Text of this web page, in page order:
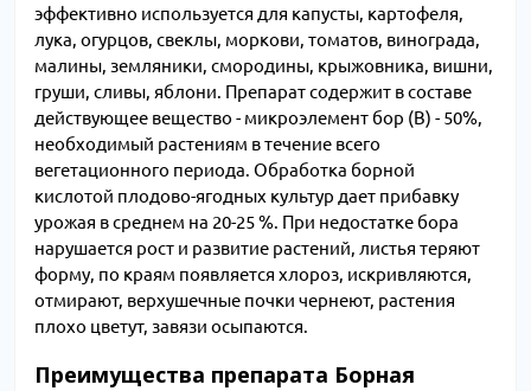
эффективно используется для капусты, картофеля,
лука, огурцов, свеклы, моркови, томатов, винограда,
малины, земляники, смородины, крыжовника, вишни,
груши, сливы, яблони. Препарат содержит в составе
действующее вещество - микроэлемент бор (B) - 50%,
необходимый растениям в течение всего
вегетационного периода. Обработка борной
кислотой плодово-ягодных культур дает прибавку
урожая в среднем на 20-25 %. При недостатке бора
нарушается рост и развитие растений, листья теряют
форму, по краям появляется хлороз, искривляются,
отмирают, верхушечные почки чернеют, растения
плохо цветут, завязи осыпаются.
Преимущества препарата Борная